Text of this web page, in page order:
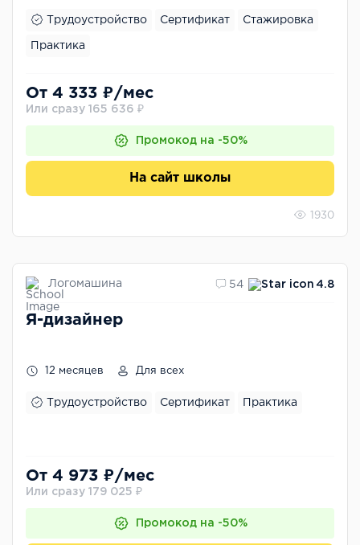
Трудоустройство Сертификат Стажировка
Практика
От 4 333 ₽/мес
Или сразу 165 636 ₽
Промокод на -50%
На сайт школы
1930
Логомашина 54 4.8
Я-дизайнер
12 месяцев Для всех
Трудоустройство Сертификат Практика
От 4 973 ₽/мес
Или сразу 179 025 ₽
Промокод на -50%